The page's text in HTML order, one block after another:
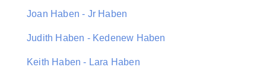
Joan Haben - Jr Haben
Judith Haben - Kedenew Haben
Keith Haben - Lara Haben